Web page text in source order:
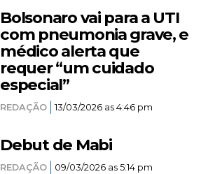
Bolsonaro vai para a UTI
com pneumonia grave, e
médico alerta que
requer “um cuidado
especial”
REDAÇÃO 13/03/2026 as 4:46 pm
Debut de Mabi
REDAÇÃO 09/03/2026 as 5:14 pm